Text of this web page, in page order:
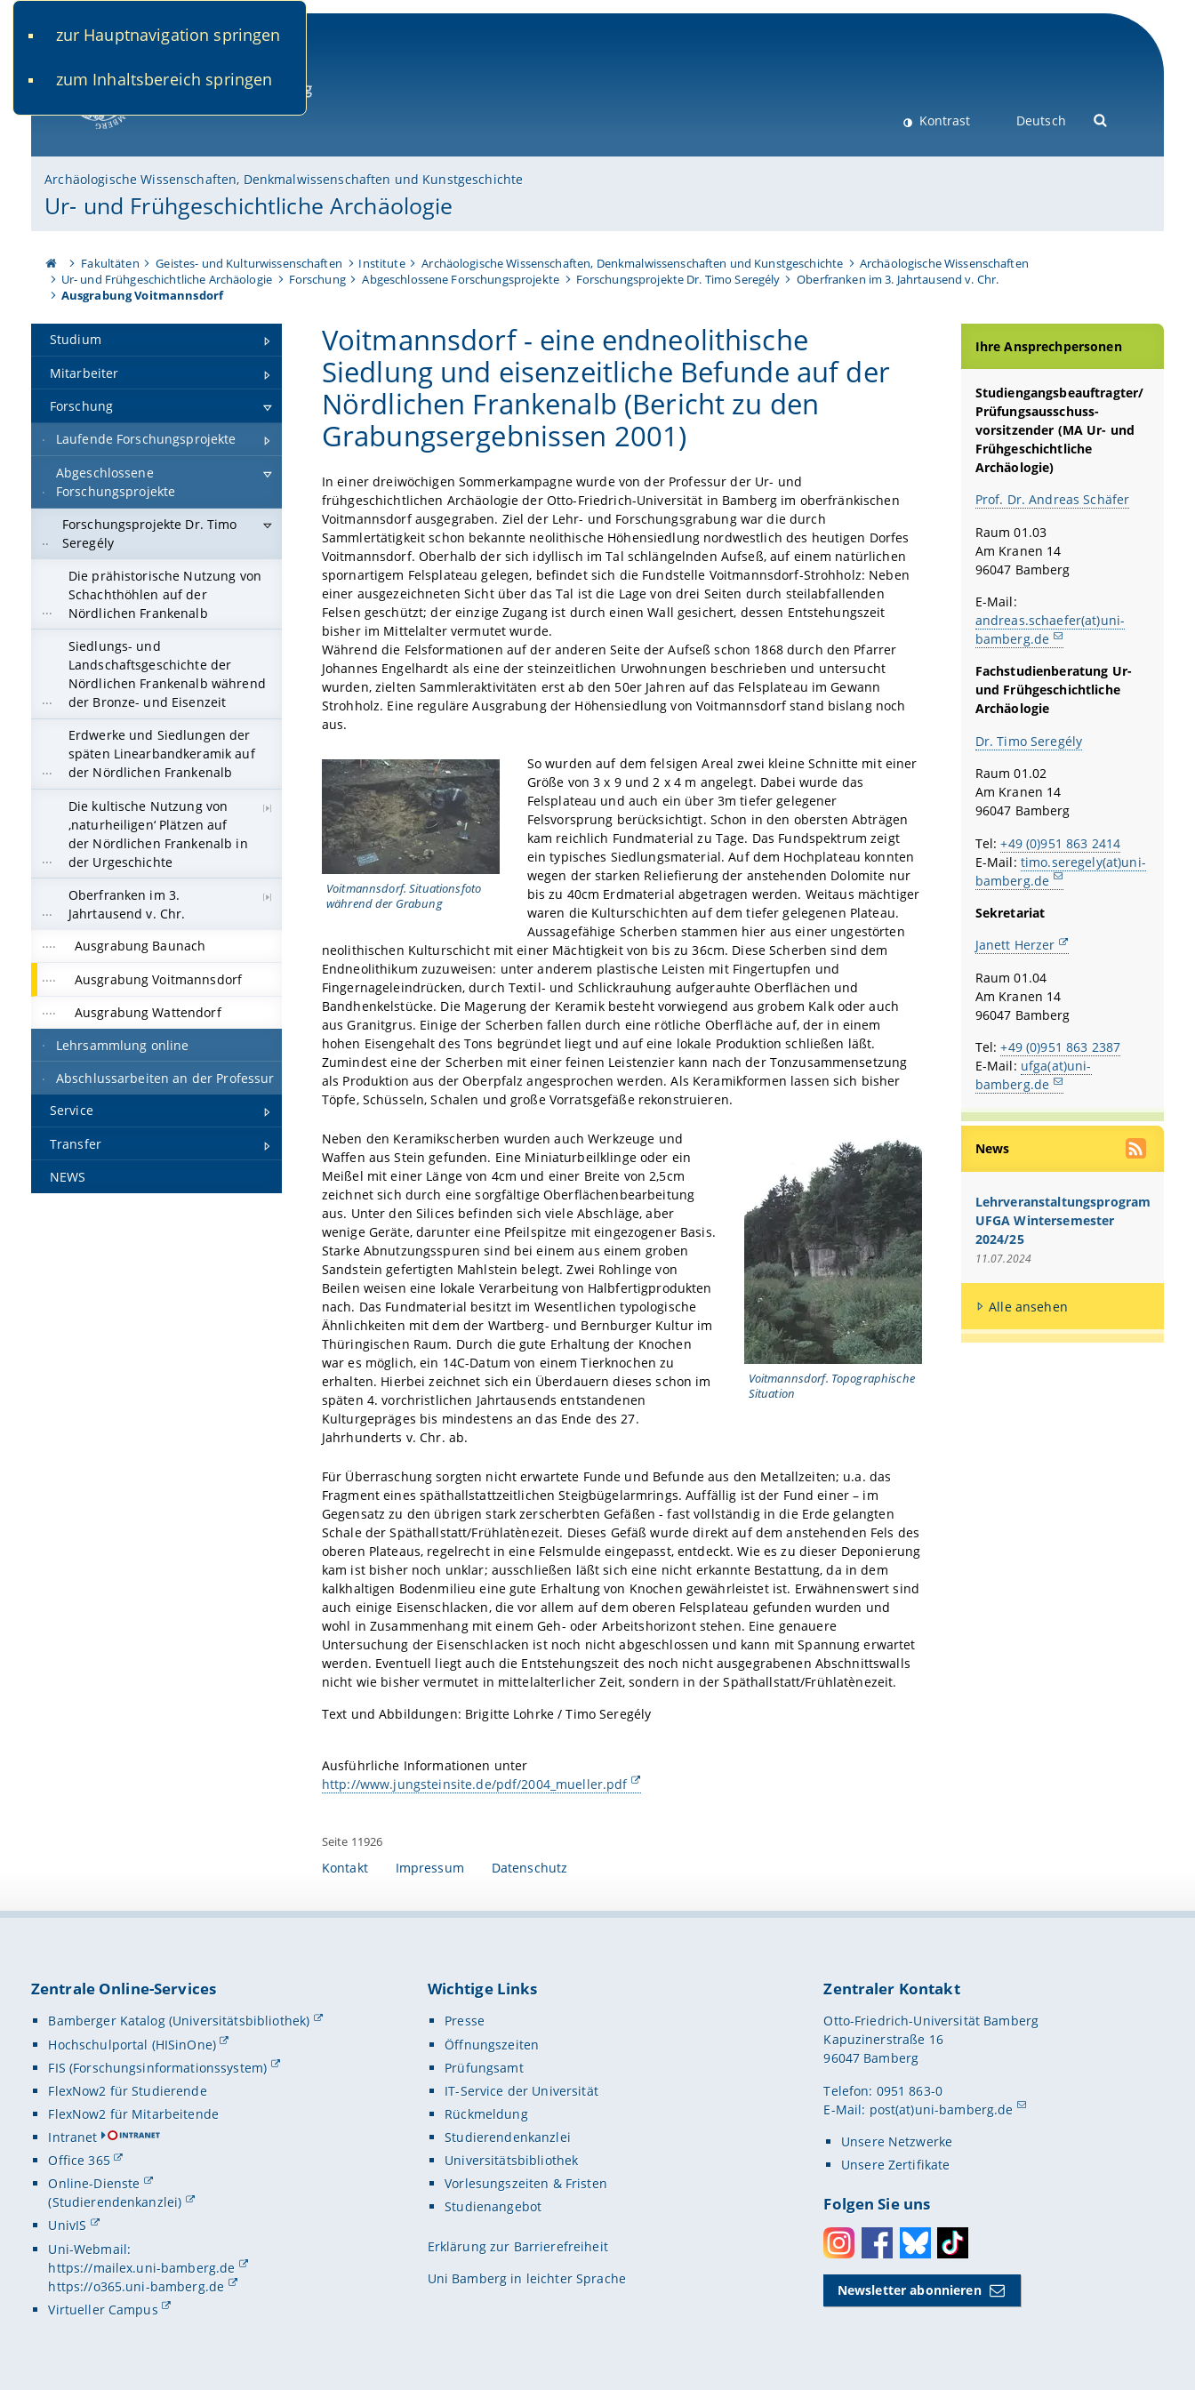
zur Hauptnavigation springen
zum Inhaltsbereich springen
Kontrast Deutsch
Archäologische Wissenschaften, Denkmalwissenschaften und Kunstgeschichte
Ur- und Frühgeschichtliche Archäologie
Fakultäten Geistes- und Kulturwissenschaften Institute Archäologische Wissenschaften, Denkmalwissenschaften und Kunstgeschichte
Archäologische Wissenschaften
Ur- und Frühgeschichtliche Archäologie
Forschung Abgeschlossene Forschungsprojekte Forschungsprojekte Dr. Timo Seregély
Oberfranken im 3. Jahrtausend v. Chr.
Ausgrabung Voitmannsdorf
Studium
Mitarbeiter
Forschung
Laufende Forschungsprojekte
Abgeschlossene
Forschungsprojekte
Forschungsprojekte Dr. Timo
Seregély
Die prähistorische Nutzung von
Schachthöhlen auf der
Nördlichen Frankenalb
Siedlungs- und
Landschaftsgeschichte der
Nördlichen Frankenalb während
der Bronze- und Eisenzeit
Erdwerke und Siedlungen der
späten Linearbandkeramik auf
der Nördlichen Frankenalb
Die kultische Nutzung von
‚naturheiligen‘ Plätzen auf
der Nördlichen Frankenalb in
der Urgeschichte
Oberfranken im 3.
Jahrtausend v. Chr.
Ausgrabung Baunach
Ausgrabung Voitmannsdorf
Ausgrabung Wattendorf
Lehrsammlung online
Abschlussarbeiten an der Professur
Service
Transfer
NEWS
Voitmannsdorf - eine endneolithische
Siedlung und eisenzeitliche Befunde auf der
Nördlichen Frankenalb (Bericht zu den
Grabungsergebnissen 2001)
In einer dreiwöchigen Sommerkampagne wurde von der Professur der Ur- und
frühgeschichtlichen Archäologie der Otto-Friedrich-Universität in Bamberg im oberfränkischen
Voitmannsdorf ausgegraben. Ziel der Lehr- und Forschungsgrabung war die durch
Sammlertätigkeit schon bekannte neolithische Höhensiedlung nordwestlich des heutigen Dorfes
Voitmannsdorf. Oberhalb der sich idyllisch im Tal schlängelnden Aufseß, auf einem natürlichen
spornartigem Felsplateau gelegen, befindet sich die Fundstelle Voitmannsdorf-Strohholz: Neben
einer ausgezeichneten Sicht über das Tal ist die Lage von drei Seiten durch steilabfallenden
Felsen geschützt; der einzige Zugang ist durch einen Wall gesichert, dessen Entstehungszeit
bisher im Mittelalter vermutet wurde.
Während die Felsformationen auf der anderen Seite der Aufseß schon 1868 durch den Pfarrer
Johannes Engelhardt als eine der steinzeitlichen Urwohnungen beschrieben und untersucht
wurden, zielten Sammleraktivitäten erst ab den 50er Jahren auf das Felsplateau im Gewann
Strohholz. Eine reguläre Ausgrabung der Höhensiedlung von Voitmannsdorf stand bislang noch
aus.
Voitmannsdorf. Situationsfoto
während der Grabung
So wurden auf dem felsigen Areal zwei kleine Schnitte mit einer
Größe von 3 x 9 und 2 x 4 m angelegt. Dabei wurde das
Felsplateau und auch ein über 3m tiefer gelegener
Felsvorsprung berücksichtigt. Schon in den obersten Abträgen
kam reichlich Fundmaterial zu Tage. Das Fundspektrum zeigt
ein typisches Siedlungsmaterial. Auf dem Hochplateau konnten
wegen der starken Reliefierung der anstehenden Dolomite nur
bis zu 40cm Erdmaterial abgetragen werden. Weitaus mächtiger
waren die Kulturschichten auf dem tiefer gelegenen Plateau.
Aussagefähige Scherben stammen hier aus einer ungestörten
neolithischen Kulturschicht mit einer Mächtigkeit von bis zu 36cm. Diese Scherben sind dem
Endneolithikum zuzuweisen: unter anderem plastische Leisten mit Fingertupfen und
Fingernageleindrücken, durch Textil- und Schlickrauhung aufgerauhte Oberflächen und
Bandhenkelstücke. Die Magerung der Keramik besteht vorwiegend aus grobem Kalk oder auch
aus Granitgrus. Einige der Scherben fallen durch eine rötliche Oberfläche auf, der in einem
hohen Eisengehalt des Tons begründet liegt und auf eine lokale Produktion schließen läßt.
Zumindest eine der Scherben mit einer feinen Leistenzier kann nach der Tonzusammensetzung
als Produktion aus der Oberpfalz angesprochen werden. Als Keramikformen lassen sich bisher
Töpfe, Schüsseln, Schalen und große Vorratsgefäße rekonstruieren.
Voitmannsdorf. Topographische
Situation
Neben den Keramikscherben wurden auch Werkzeuge und
Waffen aus Stein gefunden. Eine Miniaturbeilklinge oder ein
Meißel mit einer Länge von 4cm und einer Breite von 2,5cm
zeichnet sich durch eine sorgfältige Oberflächenbearbeitung
aus. Unter den Silices befinden sich viele Abschläge, aber
wenige Geräte, darunter eine Pfeilspitze mit eingezogener Basis.
Starke Abnutzungsspuren sind bei einem aus einem groben
Sandstein gefertigten Mahlstein belegt. Zwei Rohlinge von
Beilen weisen eine lokale Verarbeitung von Halbfertigprodukten
nach. Das Fundmaterial besitzt im Wesentlichen typologische
Ähnlichkeiten mit dem der Wartberg- und Bernburger Kultur im
Thüringischen Raum. Durch die gute Erhaltung der Knochen
war es möglich, ein 14C-Datum von einem Tierknochen zu
erhalten. Hierbei zeichnet sich ein Überdauern dieses schon im
späten 4. vorchristlichen Jahrtausends entstandenen
Kulturgepräges bis mindestens an das Ende des 27.
Jahrhunderts v. Chr. ab.
Für Überraschung sorgten nicht erwartete Funde und Befunde aus den Metallzeiten; u.a. das
Fragment eines späthallstattzeitlichen Steigbügelarmrings. Auffällig ist der Fund einer – im
Gegensatz zu den übrigen stark zerscherbten Gefäßen - fast vollständig in die Erde gelangten
Schale der Späthallstatt/Frühlatènezeit. Dieses Gefäß wurde direkt auf dem anstehenden Fels des
oberen Plateaus, regelrecht in eine Felsmulde eingepasst, entdeckt. Wie es zu dieser Deponierung
kam ist bisher noch unklar; ausschließen läßt sich eine nicht erkannte Bestattung, da in dem
kalkhaltigen Bodenmilieu eine gute Erhaltung von Knochen gewährleistet ist. Erwähnenswert sind
auch einige Eisenschlacken, die vor allem auf dem oberen Felsplateau gefunden wurden und
wohl in Zusammenhang mit einem Geh- oder Arbeitshorizont stehen. Eine genauere
Untersuchung der Eisenschlacken ist noch nicht abgeschlossen und kann mit Spannung erwartet
werden. Eventuell liegt auch die Entstehungszeit des noch nicht ausgegrabenen Abschnittswalls
nicht wie bisher vermutet in mittelalterlicher Zeit, sondern in der Späthallstatt/Frühlatènezeit.
Text und Abbildungen: Brigitte Lohrke / Timo Seregély
Ausführliche Informationen unter
http://www.jungsteinsite.de/pdf/2004_mueller.pdf
Ihre Ansprechpersonen
Studiengangsbeauftragter/
Prüfungsausschuss-
vorsitzender (MA Ur- und
Frühgeschichtliche
Archäologie)
Prof. Dr. Andreas Schäfer
Raum 01.03
Am Kranen 14
96047 Bamberg
E-Mail:
andreas.schaefer(at)uni-
bamberg.de
Fachstudienberatung Ur-
und Frühgeschichtliche
Archäologie
Dr. Timo Seregély
Raum 01.02
Am Kranen 14
96047 Bamberg
Tel:+49 (0)951 863 2414
E-Mail: timo.seregely(at)uni-
bamberg.de
Sekretariat
Janett Herzer
Raum 01.04
Am Kranen 14
96047 Bamberg
Tel:+49 (0)951 863 2387
E-Mail: ufga(at)uni-
bamberg.de
News
Lehrveranstaltungsprogramm
UFGA Wintersemester
2024/25
11.07.2024
Alle ansehen
Seite 11926
Kontakt Impressum Datenschutz
Zentrale Online-Services
Bamberger Katalog (Universitätsbibliothek)
Hochschulportal (HISinOne)
FIS (Forschungsinformationssystem)
FlexNow2 für Studierende
FlexNow2 für Mitarbeitende
Intranet
Office 365
Online-Dienste
(Studierendenkanzlei)
UnivIS
Uni-Webmail:
https://mailex.uni-bamberg.de
https://o365.uni-bamberg.de
Virtueller Campus
Wichtige Links
Presse
Öffnungszeiten
Prüfungsamt
IT-Service der Universität
Rückmeldung
Studierendenkanzlei
Universitätsbibliothek
Vorlesungszeiten & Fristen
Studienangebot
Erklärung zur Barrierefreiheit
Uni Bamberg in leichter Sprache
Zentraler Kontakt
Otto-Friedrich-Universität Bamberg
Kapuzinerstraße 16
96047 Bamberg
Telefon: 0951 863-0
E-Mail: post(at)uni-bamberg.de
Unsere Netzwerke
Unsere Zertifikate
Folgen Sie uns
InstagramFacebookBlueskyToktok
Newsletter abonnieren